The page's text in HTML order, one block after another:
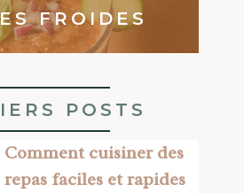
FROIDES
POSTS
Comment cuisiner des
repas faciles et rapides